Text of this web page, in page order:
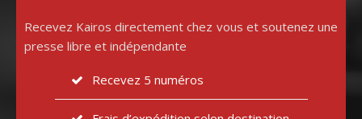
Recevez Kairos directement chez vous et soutenez une
presse libre et indépendante
Recevez 5 numéros